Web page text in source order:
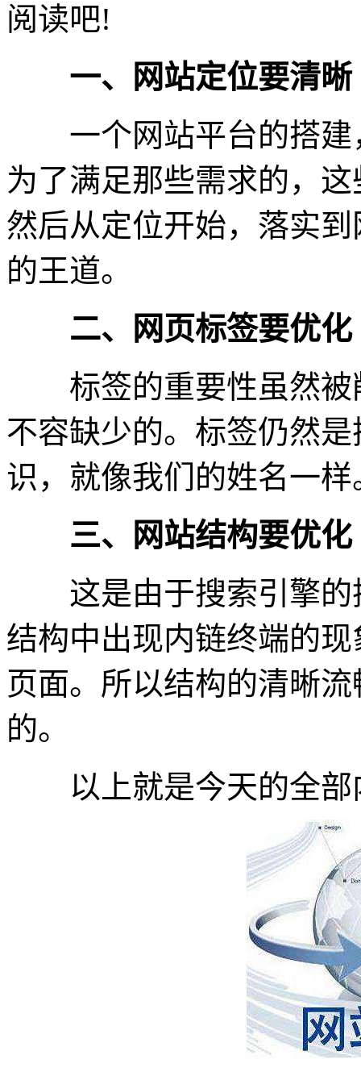
阅读吧!
一、网站定位要清晰
一个网站平台的搭建
为了满足那些需求的，
然后从定位开始，落实
的王道。
二、网页标签要优化
标签的重要性虽然被
不容缺少的。标签仍然
识，就像我们的姓名一样
三、网站结构要优化
这是由于搜索引擎的
结构中出现内链终端的
页面。所以结构的清晰
的。
以上就是今天的全部